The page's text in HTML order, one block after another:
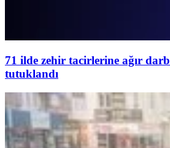
71 ilde zehir tacirlerine ağır
tutuklandı